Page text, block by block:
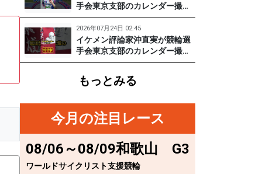
戸けいりん #和田健太郎 #沖直
実
手会東京支部のカレンダー撮影
に突撃！笑顔がかわいい期待の
129期齋藤宏樹選手登場！ #pr #
松戸けいりん
2026年07月24日 02:45
イケメン評論家沖直実が競輪選
手会東京支部のカレンダー撮影
に突撃！イケオジ少年隊登場！
#PR #松戸けいりん #川口満広
もっとみる
今月の注目レース
08/06～08/09和歌山 G3
ワールドサイクリスト支援競輪